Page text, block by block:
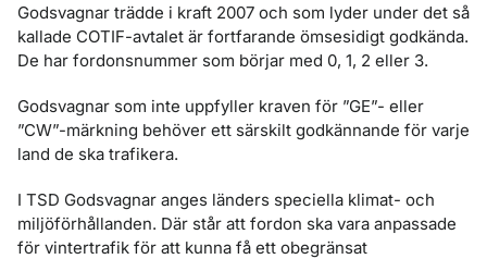
Godsvagnar trädde i kraft 2007 och som lyder under det så
kallade COTIF-avtalet är fortfarande ömsesidigt godkända.
De har fordonsnummer som börjar med 0, 1, 2 eller 3.
Godsvagnar som inte uppfyller kraven för ”GE”- eller
”CW”-märkning behöver ett särskilt godkännande för varje
land de ska trafikera.
I TSD Godsvagnar anges länders speciella klimat- och
miljöförhållanden. Där står att fordon ska vara anpassade
för vintertrafik för att kunna få ett obegränsat